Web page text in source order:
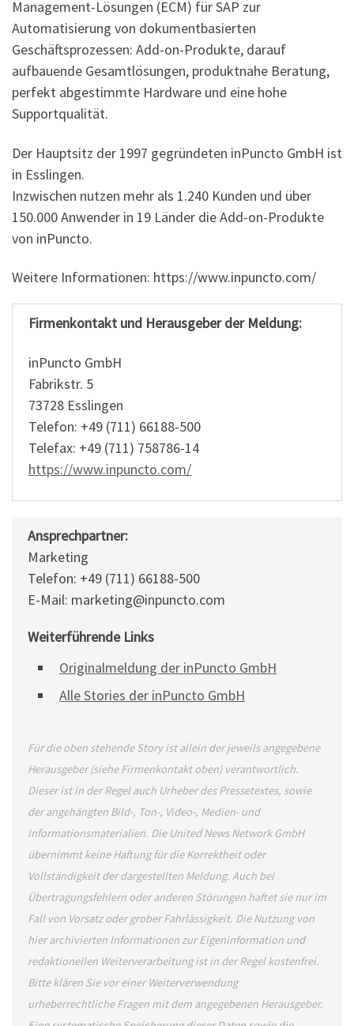
Management-Lösungen (ECM) für SAP zur
Automatisierung von dokumentbasierten
Geschäftsprozessen: Add-on-Produkte, darauf
aufbauende Gesamtlösungen, produktnahe Beratung,
perfekt abgestimmte Hardware und eine hohe
Supportqualität.
Der Hauptsitz der 1997 gegründeten inPuncto GmbH ist
in Esslingen.
Inzwischen nutzen mehr als 1.240 Kunden und über
150.000 Anwender in 19 Länder die Add-on-Produkte
von inPuncto.
Weitere Informationen: https://www.inpuncto.com/
Firmenkontakt und Herausgeber der Meldung:
inPuncto GmbH
Fabrikstr. 5
73728 Esslingen
Telefon: +49 (711) 66188-500
Telefax: +49 (711) 758786-14
https://www.inpuncto.com/
Ansprechpartner:
Marketing
Telefon: +49 (711) 66188-500
E-Mail: marketing@inpuncto.com
Weiterführende Links
Originalmeldung der inPuncto GmbH
Alle Stories der inPuncto GmbH
Für die oben stehende Story ist allein der jeweils angegebene
Herausgeber (siehe Firmenkontakt oben) verantwortlich.
Dieser ist in der Regel auch Urheber des Pressetextes, sowie
der angehängten Bild-, Ton-, Video-, Medien- und
Informationsmaterialien. Die United News Network GmbH
übernimmt keine Haftung für die Korrektheit oder
Vollständigkeit der dargestellten Meldung. Auch bei
Übertragungsfehlern oder anderen Störungen haftet sie nur im
Fall von Vorsatz oder grober Fahrlässigkeit. Die Nutzung von
hier archivierten Informationen zur Eigeninformation und
redaktionellen Weiterverarbeitung ist in der Regel kostenfrei.
Bitte klären Sie vor einer Weiterverwendung
urheberrechtliche Fragen mit dem angegebenen Herausgeber.